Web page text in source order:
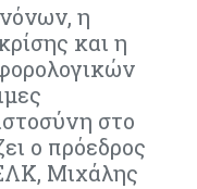
η
και η
στο
ο πρόεδρος
Μιχάλης